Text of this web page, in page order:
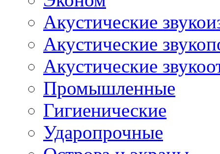
Акустические
Акустические
Акустические
Промышленные
Гигиенические
Ударопрочные